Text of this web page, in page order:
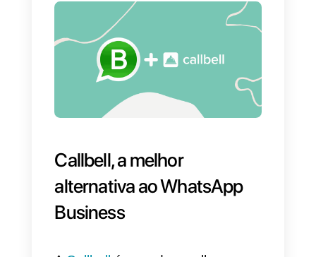
É por isto que se recomenda
procurar uma alternativa que
permita gerir leads e mensagens
de forma simples. De tal forma
possa conectar diretamente a
vários agentes via WhatsApp e
atender os clientes, distribuir